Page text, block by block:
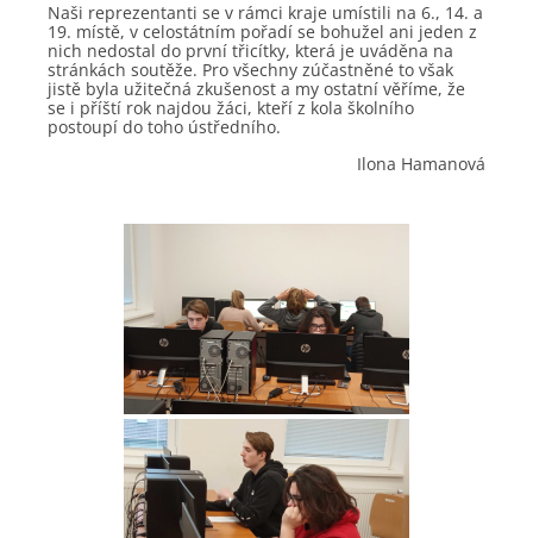
Naši reprezentanti se v rámci kraje umístili na 6., 14. a
19. místě, v celostátním pořadí se bohužel ani jeden z
nich nedostal do první třicítky, která je uváděna na
stránkách soutěže. Pro všechny zúčastněné to však
jistě byla užitečná zkušenost a my ostatní věříme, že
se i příští rok najdou žáci, kteří z kola školního
postoupí do toho ústředního.
Ilona Hamanová